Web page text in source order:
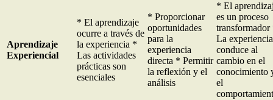
Aprendizaje
Experiencial
* El aprendizaje
ocurre a través de
la experiencia *
Las actividades
prácticas son
esenciales
* Proporcionar
oportunidades
para la
experiencia
directa * Permitir
la reflexión y el
análisis
* El
es un proceso
transformador
La experiencia
conduce al
cambio en el
conocimiento
el